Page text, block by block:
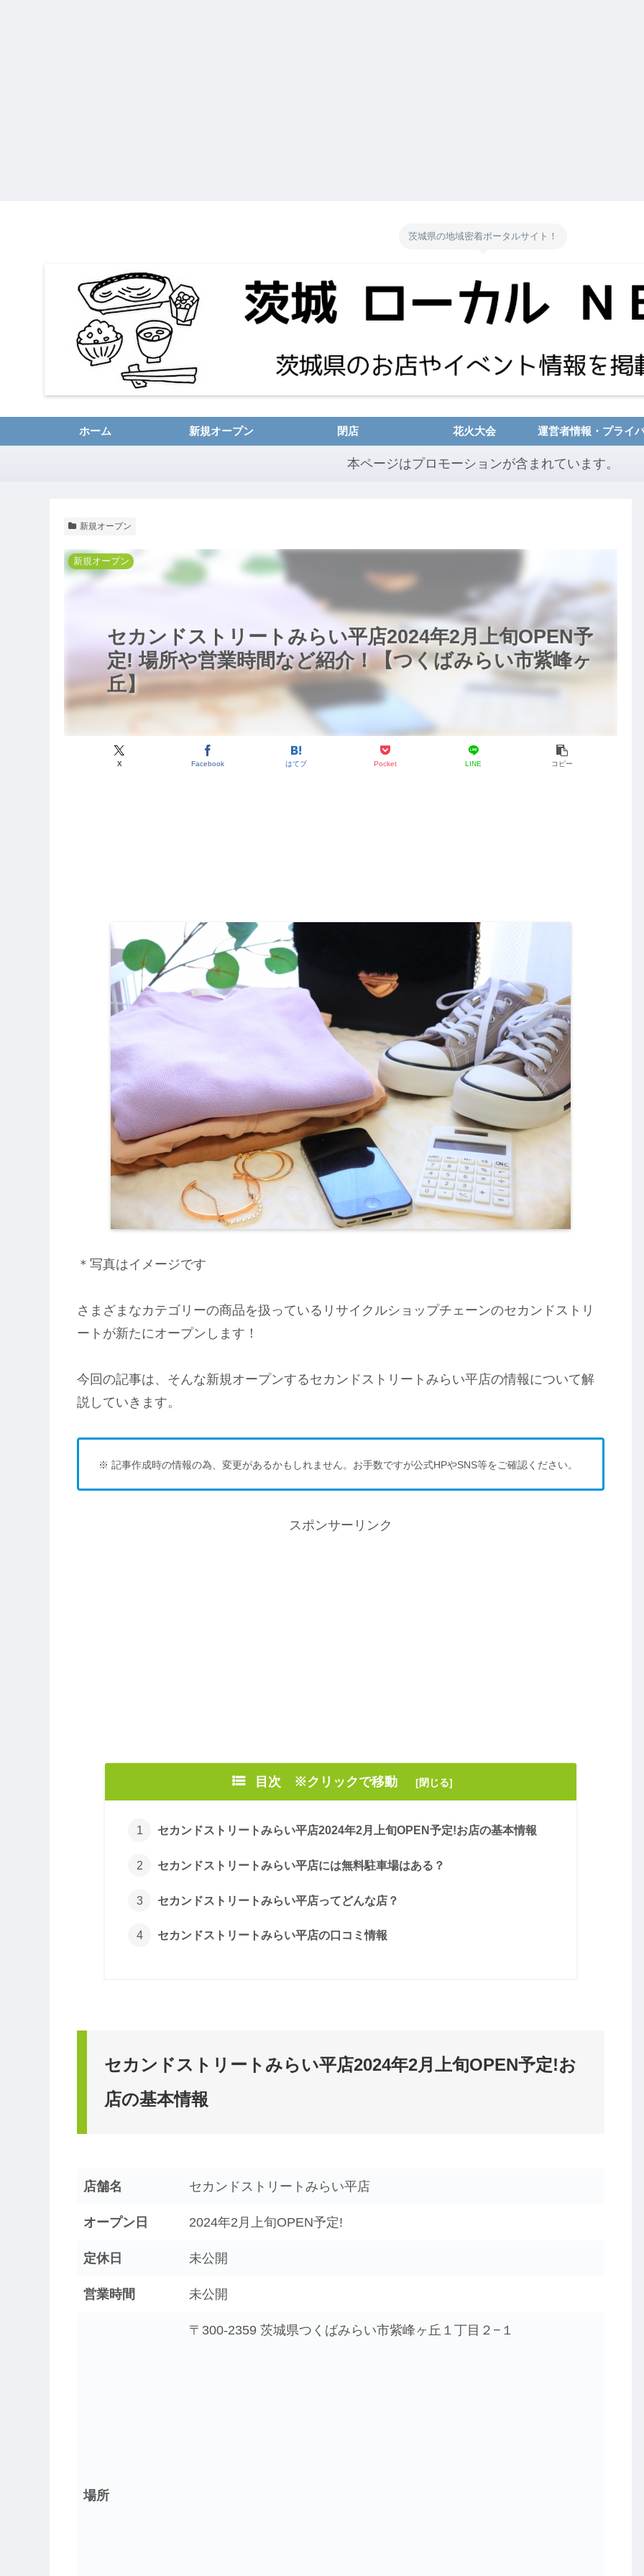
茨城県の地域密着ポータルサイト！
ホーム 新規オープン 閉店 花火大会
本ページはプロモーションが含まれています。
新規オープン
セカンドストリートみらい平店2024年2月上旬OPEN予
定! 場所や営業時間など紹介！【つくばみらい市紫峰ヶ
丘】
新規オープン
X Facebook はてブ Pocket LINE コピー
＊写真はイメージです
さまざまなカテゴリーの商品を扱っているリサイクルショップチェーンのセカンドストリ
ートが新たにオープンします！
今回の記事は、そんな新規オープンするセカンドストリートみらい平店の情報について解
説していきます。
※ 記事作成時の情報の為、変更があるかもしれません。お手数ですが公式HPやSNS等をご確認ください。
スポンサーリンク
目次 ※クリックで移動
セカンドストリートみらい平店2024年2月上旬OPEN予定!お店の基本情報
セカンドストリートみらい平店には無料駐車場はある？
セカンドストリートみらい平店ってどんな店？
セカンドストリートみらい平店の口コミ情報
セカンドストリートみらい平店2024年2月上旬OPEN予定!お
店の基本情報
店舗名 セカンドストリートみらい平店
オープン日 2024年2月上旬OPEN予定!
定休日 未公開
営業時間 未公開
場所
〒300-2359 茨城県つくばみらい市紫峰ヶ丘１丁目２−１